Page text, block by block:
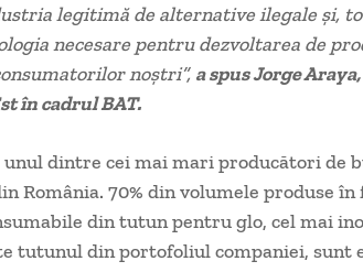
legitimă de alternative ilegale și,
necesare pentru dezvoltarea de
noștri”, a spus Jorge
în cadrul BAT.
unul dintre cei mai mari producători de
România. 70% din volumele produse în
din tutun pentru glo, cel mai
tutunul din portofoliul companiei, sunt